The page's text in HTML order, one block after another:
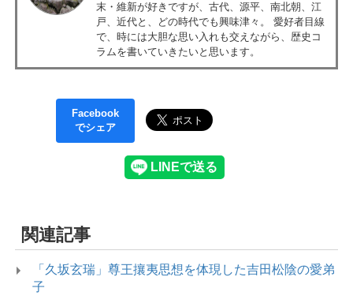
末・維新が好きですが、古代、源平、南北朝、江
戸、近代と、どの時代でも興味津々。 愛好者目線
で、時には大胆な思い入れも交えながら、歴史コ
ラムを書いていきたいと思います。
Facebook
でシェア
関連記事
「久坂玄瑞」尊王攘夷思想を体現した吉田松陰の愛弟
子